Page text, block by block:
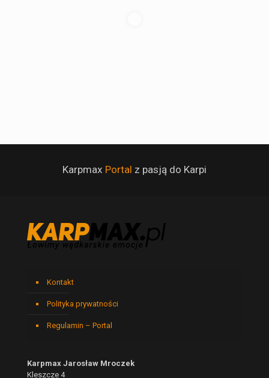
Karpmax Portal z pasją do Karpi
Kontakt
Polityka prywatności
Regulamin – Portal
Karpmax Jarosław Mroczek
Kleszcze 4